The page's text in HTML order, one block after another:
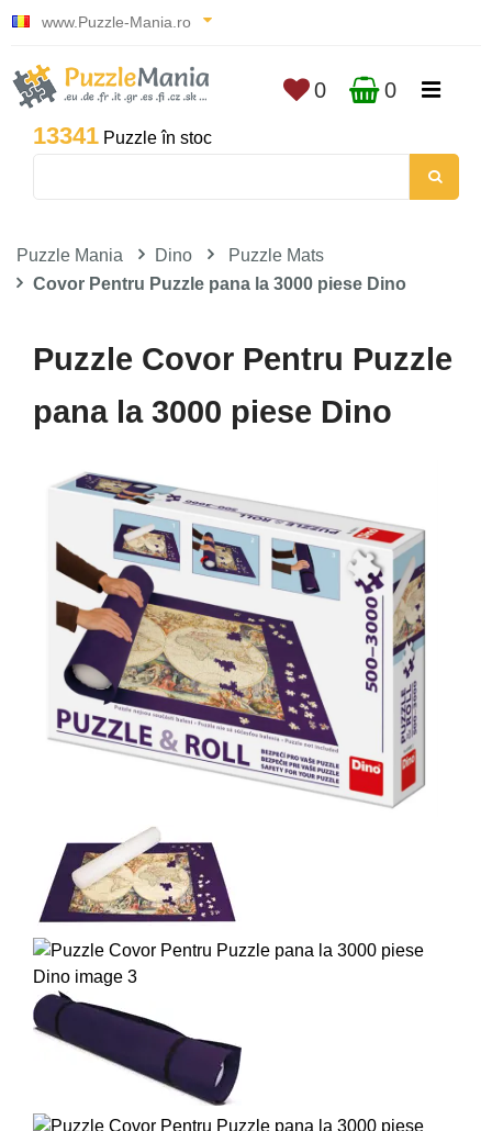
www.Puzzle-Mania.ro
13341 Puzzle în stoc
0 0
Puzzle Mania Dino
Puzzle Mats
Covor Pentru Puzzle pana la 3000 piese Dino
Puzzle Covor Pentru Puzzle
pana la 3000 piese Dino